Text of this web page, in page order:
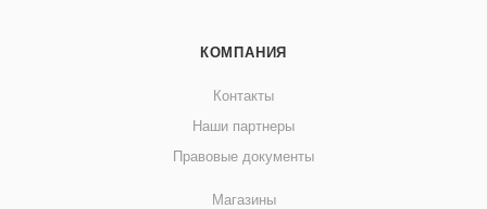
КОМПАНИЯ
Контакты
Наши партнеры
Правовые документы
Магазины